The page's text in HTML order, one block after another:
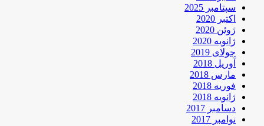
سپتامبر 2025
اکتبر 2020
ژوئن 2020
ژانویه 2020
جولای 2019
آوریل 2018
مارس 2018
فوریه 2018
ژانویه 2018
دسامبر 2017
نوامبر 2017